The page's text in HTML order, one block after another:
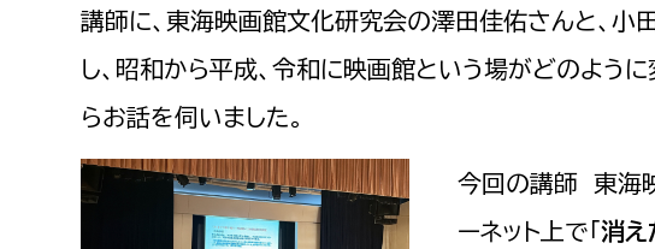
求職者
外国人
ペット
観
病院
福祉政策課
生活援護課
高齢介護課
保険課
健康づくり課
子ども政策課
子ども若者支援課
講師に、東海映画館文化研究会の澤田佳佑さんと、小
し、昭和から平成、令和に映画館という場がどのよう
らお話を伺いました。
今回の講師 東海
ーネット上で「消え